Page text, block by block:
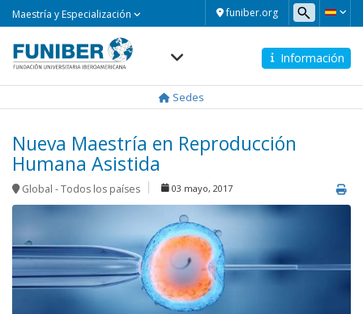
funiber.org
Maestría y Especialización
Información
Sedes
Nueva Maestría en Reproducción
Humana Asistida
Global - Todos los países 03 mayo, 2017